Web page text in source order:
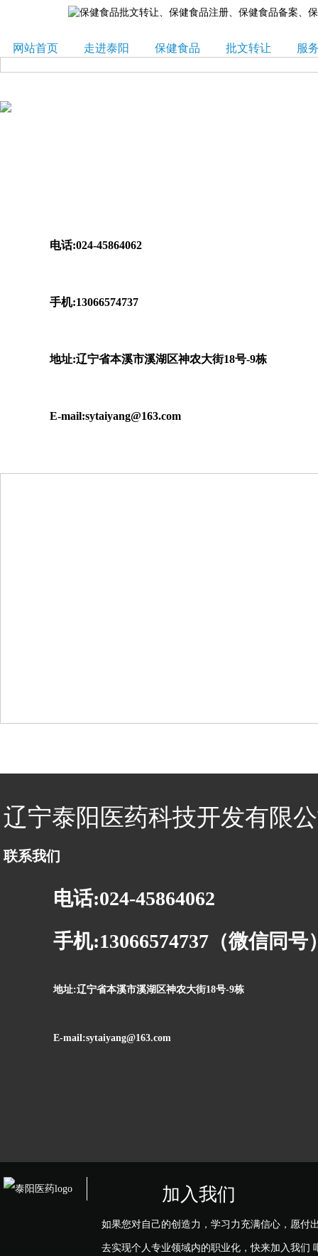
网站首页 走进泰阳 保健食品 批文转让 服
电话:024-45864062
手机:13066574737
地址:辽宁省本溪市溪湖区神农大街18号-9栋
E-mail:sytaiyang@163.com
辽宁泰阳医药科技开发有限
联系我们
电话:024-45864062
手机:13066574737（微信同号
地址:辽宁省本溪市溪湖区神农大街18号-9栋
E-mail:sytaiyang@163.com
加入我们
如果您对自己的创造力，学习力充满信心，愿付
去实现个人专业领域内的职业化，快来加入我们